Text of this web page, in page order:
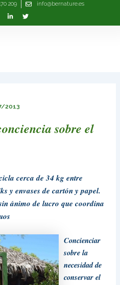
209 info@bernature.es
2013
sobre el
cerca de 34 kg entre
y envases de cartón y papel.
ánimo de lucro que coordina
Concienciar
sobre la
necesidad de
conservar el